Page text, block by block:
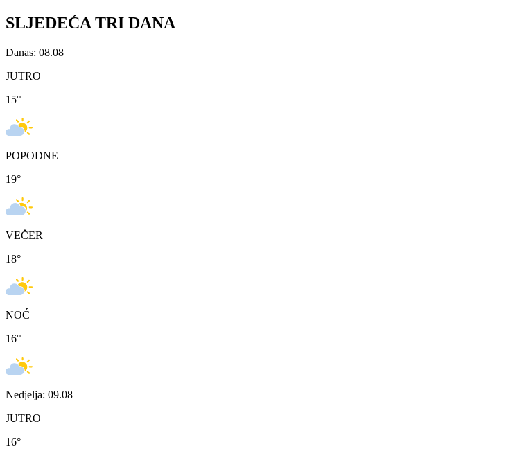
SLJEDEĆA TRI DANA
Danas: 08.08
JUTRO
15°
POPODNE
19°
VEČER
18°
NOĆ
16°
Nedjelja: 09.08
JUTRO
16°